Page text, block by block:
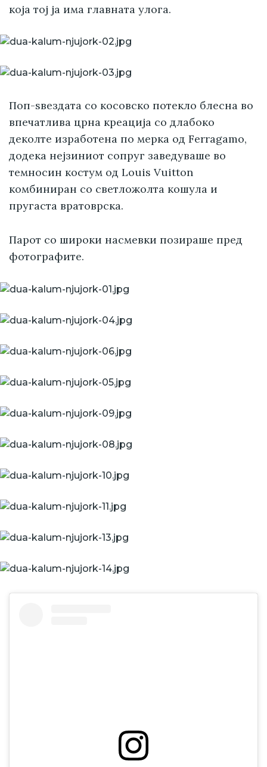
која тој ја има главната улога.
Поп-ѕвездата со косовско потекло блесна во
впечатлива црна креација со длабоко
деколте изработена по мерка од Ferragamo,
додека нејзиниот сопруг заведуваше во
темносин костум од Louis Vuitton
комбиниран со светложолта кошула и
пругаста вратоврска.
Парот со широки насмевки позираше пред
фотографите.